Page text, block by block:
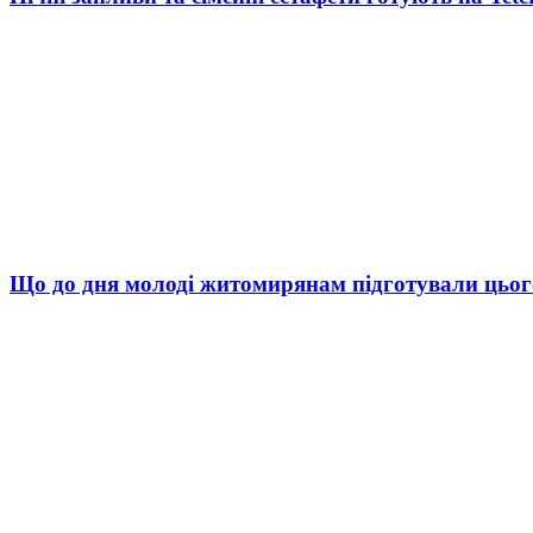
Що до дня молоді житомирянам підготували